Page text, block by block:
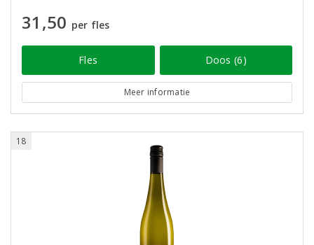
31,50 per fles
Fles Doos (6)
Meer informatie
18